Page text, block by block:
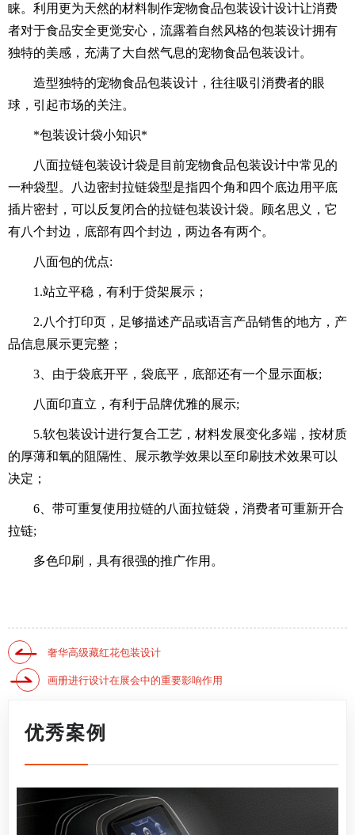
睐。利用更为天然的材料制作宠物食品包装设计设计让消费
者对于食品安全更觉安心，流露着自然风格的包装设计拥有
独特的美感，充满了大自然气息的宠物食品包装设计。
造型独特的宠物食品包装设计，往往吸引消费者的眼
球，引起市场的关注。
*包装设计袋小知识*
八面拉链包装设计袋是目前宠物食品包装设计中常见的
一种袋型。八边密封拉链袋型是指四个角和四个底边用平底
插片密封，可以反复闭合的拉链包装设计袋。顾名思义，它
有八个封边，底部有四个封边，两边各有两个。
八面包的优点:
1.站立平稳，有利于贷架展示；
2.八个打印页，足够描述产品或语言产品销售的地方，产
品信息展示更完整；
3、由于袋底开平，袋底平，底部还有一个显示面板;
八面印直立，有利于品牌优雅的展示;
5.软包装设计进行复合工艺，材料发展变化多端，按材质
的厚薄和氧的阻隔性、展示教学效果以至印刷技术效果可以
决定；
6、带可重复使用拉链的八面拉链袋，消费者可重新开合
拉链;
多色印刷，具有很强的推广作用。
奢华高级藏红花包装设计
画册进行设计在展会中的重要影响作用
优秀案例